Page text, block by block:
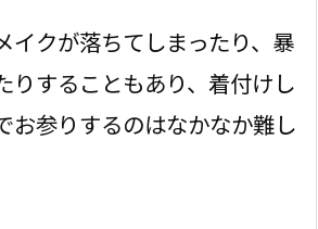
イクが落ちてしまったり、暴
りすることもあり、着付けし
お参りするのはなかなか難し